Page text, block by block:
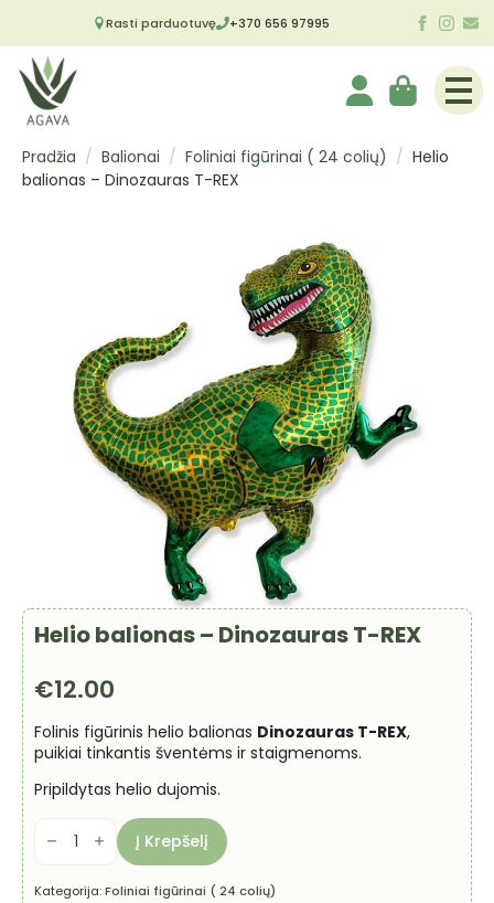
Rasti parduotuvę +370 656 97995
Pradžia Balionai Foliniai figūrinai ( 24 colių)
Helio
balionas – Dinozauras T-REX
Helio balionas – Dinozauras T-REX
€12.00
Folinis figūrinis helio balionas Dinozauras T-REX,
puikiai tinkantis šventėms ir staigmenoms.
Pripildytas helio dujomis.
produkto
kiekis:
Helio
balionas
-
Į Krepšelį
Kategorija:Foliniai figūrinai ( 24 colių)